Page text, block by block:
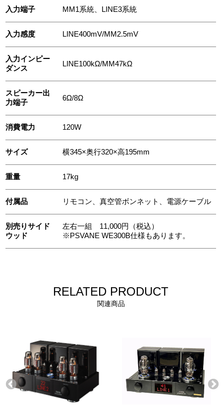
入力端子 MM1系統、LINE3系統
入力感度 LINE400mV/MM2.5mV
入力インピー
ダンス
LINE100kΩ/MM47kΩ
スピーカー出
力端子
6Ω/8Ω
消費電力 120W
サイズ 横345×奥行320×高195mm
重量 17kg
付属品 リモコン、真空管ボンネット、電源ケーブル
別売りサイド
ウッド
左右一組 11,000円（税込）
※PSVANE WE300B仕様もあります。
RELATED PRODUCT
関連商品